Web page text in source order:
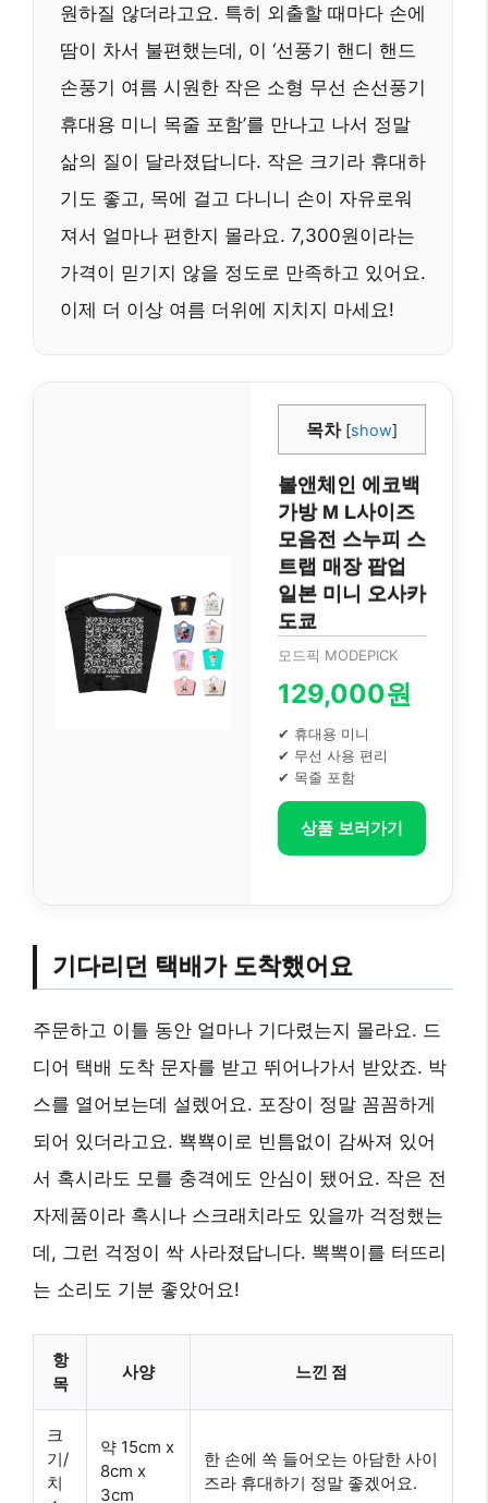
원하질 않더라고요. 특히 외출할 때마다 손에
땀이 차서 불편했는데, 이 ‘선풍기 핸디 핸드
손풍기 여름 시원한 작은 소형 무선 손선풍기
휴대용 미니 목줄 포함’를 만나고 나서 정말
삶의 질이 달라졌답니다. 작은 크기라 휴대하
기도 좋고, 목에 걸고 다니니 손이 자유로워
져서 얼마나 편한지 몰라요. 7,300원이라는
가격이 믿기지 않을 정도로 만족하고 있어요.
이제 더 이상 여름 더위에 지치지 마세요!
목차 [show]
볼앤체인 에코백
가방 M L사이즈
모음전 스누피 스
트랩 매장 팝업
일본 미니 오사카
도쿄
모드픽 MODEPICK
129,000원
✔ 휴대용 미니
✔ 무선 사용 편리
✔ 목줄 포함
상품 보러가기
기다리던 택배가 도착했어요
주문하고 이틀 동안 얼마나 기다렸는지 몰라요. 드
디어 택배 도착 문자를 받고 뛰어나가서 받았죠. 박
스를 열어보는데 설렜어요. 포장이 정말 꼼꼼하게
되어 있더라고요. 뾱뾱이로 빈틈없이 감싸져 있어
서 혹시라도 모를 충격에도 안심이 됐어요. 작은 전
자제품이라 혹시나 스크래치라도 있을까 걱정했는
데, 그런 걱정이 싹 사라졌답니다. 뽁뽁이를 터뜨리
는 소리도 기분 좋았어요!
항
목
사양 느낀 점
크
기/
치
약 15cm x
8cm x
3cm
한 손에 쏙 들어오는 아담한 사이
즈라 휴대하기 정말 좋겠어요.